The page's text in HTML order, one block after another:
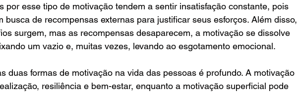
por esse tipo de motivação tendem a sentir insatisfação constante, pois
busca de recompensas externas para justificar seus esforços. Além disso,
surgem, mas as recompensas desaparecem, a motivação se dissolve
um vazio e, muitas vezes, levando ao esgotamento emocional.
duas formas de motivação na vida das pessoas é profundo. A motivação
resiliência e bem-estar, enquanto a motivação superficial pode